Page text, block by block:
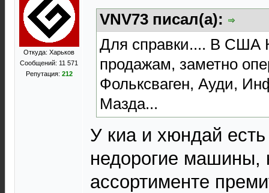
Откуда: Харьков
Сообщений: 11 571
Репутация: 212
VNV73 писал(а):
Для справки.... В США
продажам, заметно
Фольксваген, Ауди,
Мазда...
У киа и хюндай
недорогие машины,
ассортименте